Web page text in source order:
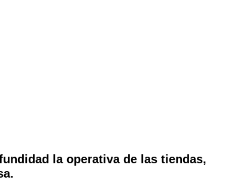
la operativa de las tiendas,